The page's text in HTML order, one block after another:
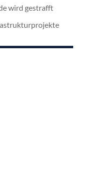
wird gestrafft